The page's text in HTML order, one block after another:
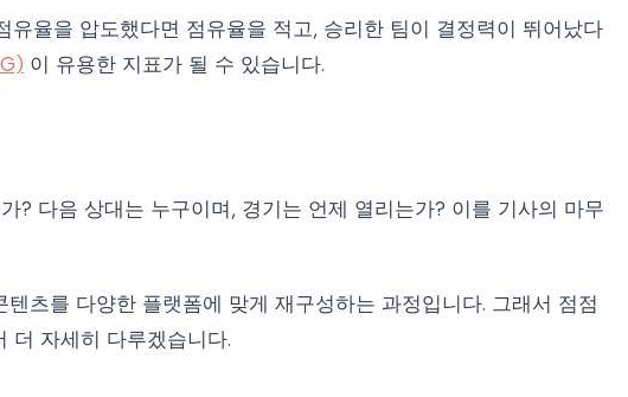
율을 압도했다면 점유율을 적고, 승리한 팀이 결정력이 뛰어났다
이 유용한 지표가 될 수 있습니다.
? 다음 상대는 누구이며, 경기는 언제 열리는가? 이를 기사의 마무
츠를 다양한 플랫폼에 맞게 재구성하는 과정입니다. 그래서 점점
더 자세히 다루겠습니다.